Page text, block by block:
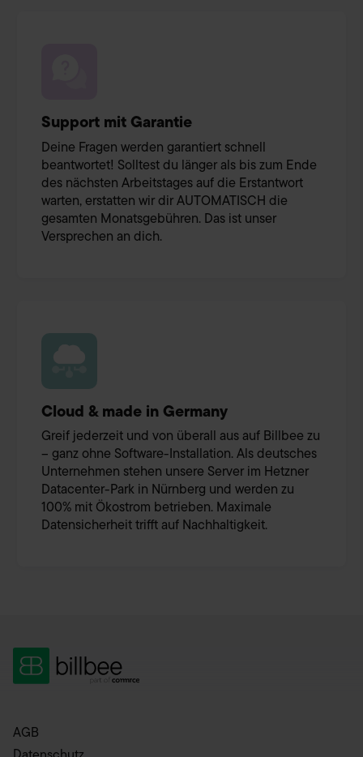
Support mit Garantie
Deine Fragen werden garantiert schnell
beantwortet! Solltest du länger als bis zum Ende
des nächsten Arbeitstages auf die Erstantwort
warten, erstatten wir dir AUTOMATISCH die
gesamten Monatsgebühren. Das ist unser
Versprechen an dich.
Cloud & made in Germany
Greif jederzeit und von überall aus auf Billbee zu
– ganz ohne Software-Installation. Als deutsches
Unternehmen stehen unsere Server im Hetzner
Datacenter-Park in Nürnberg und werden zu
100% mit Ökostrom betrieben. Maximale
Datensicherheit trifft auf Nachhaltigkeit.
AGB